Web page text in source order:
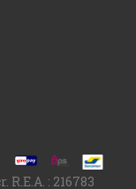
R.E.A. : 216783